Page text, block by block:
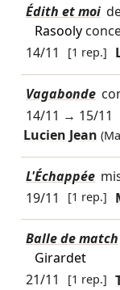
Édith et moi
Rasooly
14/11
[1 rep.]
Vagabonde
14/11 → 15/11
Lucien Jean
L'Échappée
19/11
[1 rep.]
Balle de match
Girardet
21/11
[1 rep.]